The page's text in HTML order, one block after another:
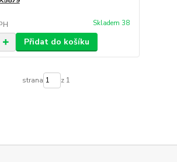
Skladem 38
Přidat do košíku
strana z 1